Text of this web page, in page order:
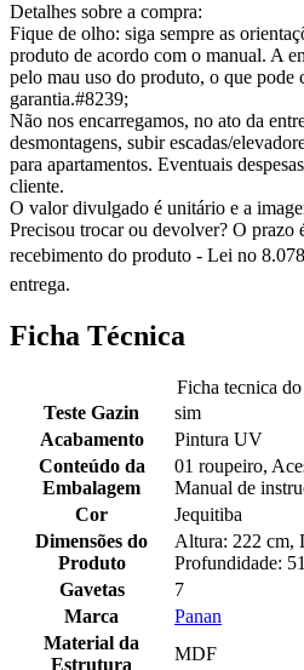
Detalhes sobre a compra:
Fique de olho: siga sempre as
produto de acordo com o manual. A
pelo mau uso do produto, o que pode
garantia.#8239;
Não nos encarregamos, no ato da
desmontagens, subir escadas/
para apartamentos. Eventuais
cliente.
O valor divulgado é unitário e a
Precisou trocar ou devolver? O prazo
recebimento do produto - Lei no
entrega.
Ficha Técnica
Ficha tecnica
Teste Gazin
sim
Acabamento
Pintura UV
Conteúdo da
Embalagem
01 roupeiro,
Manual de
Cor
Jequitiba
Dimensões do
Produto
Altura: 222 cm,
Profundidade:
Gavetas
7
Marca
Panan
Material da
Estrutura
MDF